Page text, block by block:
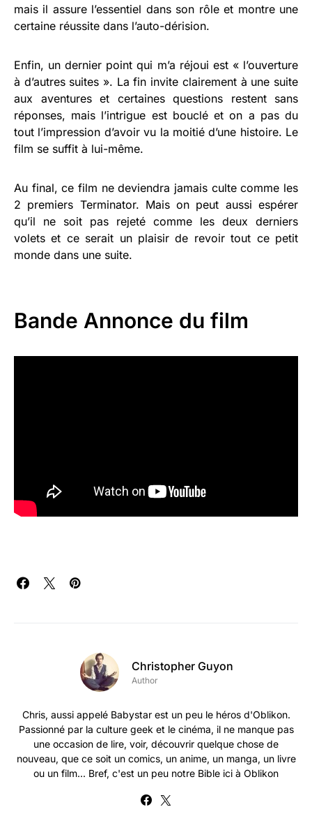
mais il assure l’essentiel dans son rôle et montre une
certaine réussite dans l’auto-dérision.
Enfin, un dernier point qui m’a réjoui est « l’ouverture
à d’autres suites ». La fin invite clairement à une suite
aux aventures et certaines questions restent sans
réponses, mais l’intrigue est bouclé et on a pas du
tout l’impression d’avoir vu la moitié d’une histoire. Le
film se suffit à lui-même.
Au final, ce film ne deviendra jamais culte comme les
2 premiers Terminator. Mais on peut aussi espérer
qu’il ne soit pas rejeté comme les deux derniers
volets et ce serait un plaisir de revoir tout ce petit
monde dans une suite.
Bande Annonce du film
Christopher Guyon
Author
Chris, aussi appelé Babystar est un peu le héros d'Oblikon.
Passionné par la culture geek et le cinéma, il ne manque pas
une occasion de lire, voir, découvrir quelque chose de
nouveau, que ce soit un comics, un anime, un manga, un livre
ou un film... Bref, c'est un peu notre Bible ici à Oblikon